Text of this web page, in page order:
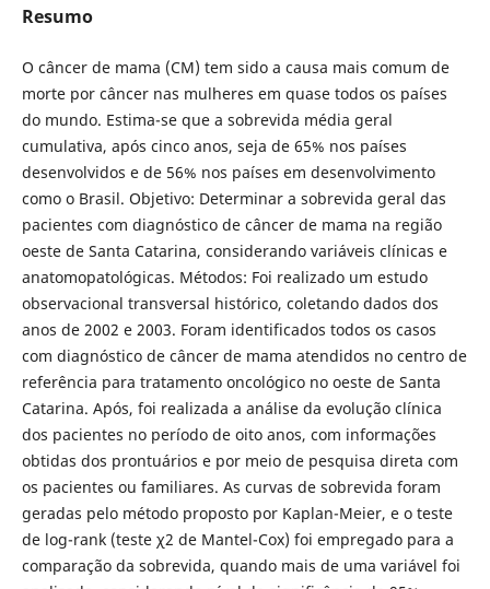
Resumo
O câncer de mama (CM) tem sido a causa mais comum de
morte por câncer nas mulheres em quase todos os países
do mundo. Estima-se que a sobrevida média geral
cumulativa, após cinco anos, seja de 65% nos países
desenvolvidos e de 56% nos países em desenvolvimento
como o Brasil. Objetivo: Determinar a sobrevida geral das
pacientes com diagnóstico de câncer de mama na região
oeste de Santa Catarina, considerando variáveis clínicas e
anatomopatológicas. Métodos: Foi realizado um estudo
observacional transversal histórico, coletando dados dos
anos de 2002 e 2003. Foram identificados todos os casos
com diagnóstico de câncer de mama atendidos no centro de
referência para tratamento oncológico no oeste de Santa
Catarina. Após, foi realizada a análise da evolução clínica
dos pacientes no período de oito anos, com informações
obtidas dos prontuários e por meio de pesquisa direta com
os pacientes ou familiares. As curvas de sobrevida foram
geradas pelo método proposto por Kaplan-Meier, e o teste
de log-rank (teste χ2 de Mantel-Cox) foi empregado para a
comparação da sobrevida, quando mais de uma variável foi